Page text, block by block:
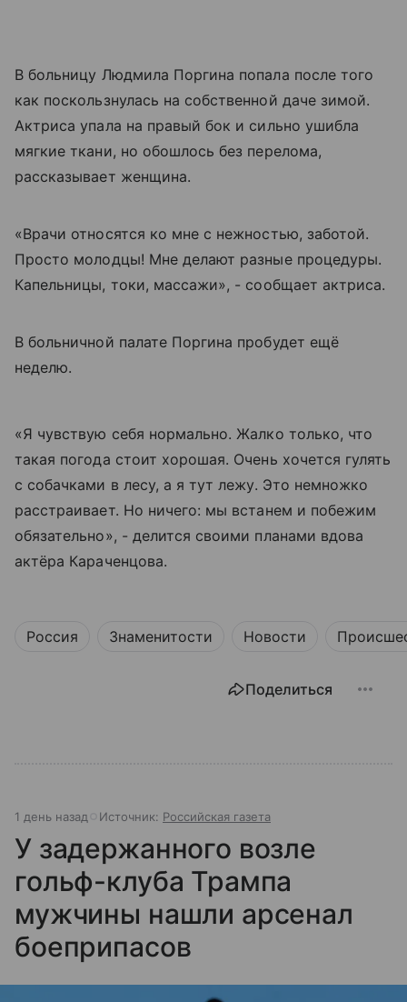
В больницу Людмила Поргина попала после того
как поскользнулась на собственной даче зимой.
Актриса упала на правый бок и сильно ушибла
мягкие ткани, но обошлось без перелома,
рассказывает женщина.
«Врачи относятся ко мне с нежностью, заботой.
Просто молодцы! Мне делают разные процедуры.
Капельницы, токи, массажи», - сообщает актриса.
В больничной палате Поргина пробудет ещё
неделю.
«Я чувствую себя нормально. Жалко только, что
такая погода стоит хорошая. Очень хочется гулять
с собачками в лесу, а я тут лежу. Это немножко
расстраивает. Но ничего: мы встанем и побежим
обязательно», - делится своими планами вдова
актёра Караченцова.
Россия Знаменитости Новости
Поделиться
1 день назад Источник: Российская газета
У задержанного возле
гольф-клуба Трампа
мужчины нашли арсенал
боеприпасов